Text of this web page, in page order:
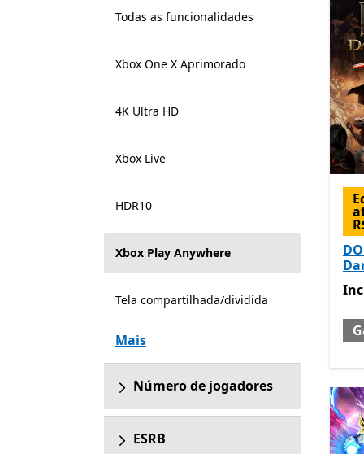
Todas as funcionalidades
Xbox One X Aprimorado
4K Ultra HD
Xbox Live
HDR10
Xbox Play Anywhere
Tela compartilhada/dividida
Mais
Número de jogadores
ESRB